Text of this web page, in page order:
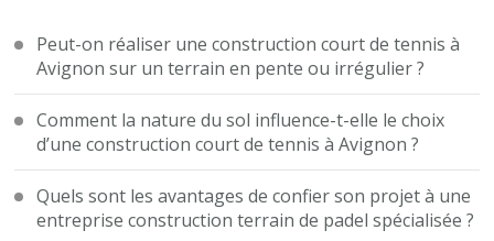
Peut-on réaliser une construction court de tennis à
Avignon sur un terrain en pente ou irrégulier ?
Comment la nature du sol influence-t-elle le choix
d’une construction court de tennis à Avignon ?
Quels sont les avantages de confier son projet à une
entreprise construction terrain de padel spécialisée ?